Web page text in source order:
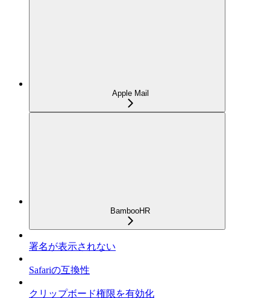
Apple Mail
BambooHR
署名が表示されない
Safariの互換性
クリップボード権限を有効化